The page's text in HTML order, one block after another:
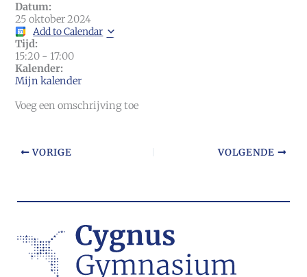
Datum:
25 oktober 2024
Add to Calendar
Tijd:
15:20 - 17:00
Kalender:
Mijn kalender
Voeg een omschrijving toe
VORIGE VOLGENDE